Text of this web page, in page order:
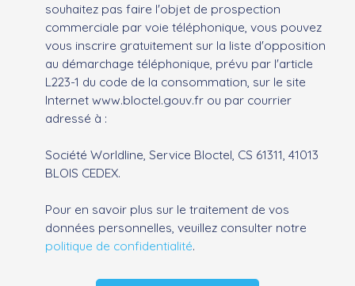
souhaitez pas faire l'objet de prospection
commerciale par voie téléphonique, vous pouvez
vous inscrire gratuitement sur la liste d'opposition
au démarchage téléphonique, prévu par l'article
L223-1 du code de la consommation, sur le site
Internet www.bloctel.gouv.fr ou par courrier
adressé à :
Société Worldline, Service Bloctel, CS 61311, 41013
BLOIS CEDEX.
Pour en savoir plus sur le traitement de vos
données personnelles, veuillez consulter notre
politique de confidentialité.